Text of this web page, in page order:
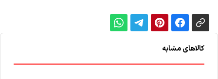
کالاهای مشابه